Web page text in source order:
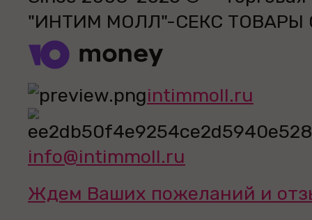
"ИНТИМ МОЛЛ"-СЕКС
intimmoll.ru
info@intimmoll.ru
Ждем Ваших пожеланий и